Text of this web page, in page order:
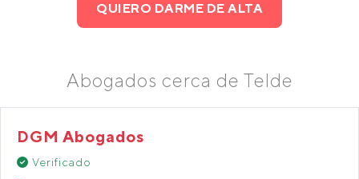
QUIERO DARME DE ALTA
Abogados cerca de Telde
DGM Abogados
Verificado